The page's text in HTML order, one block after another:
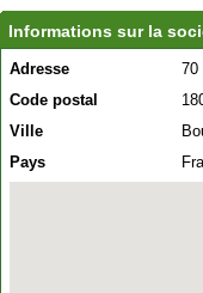
Informations sur la
Adresse
70
Code postal
Ville
Pays